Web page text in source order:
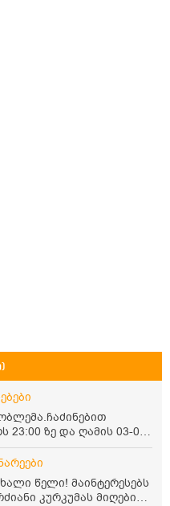
23:00 ზე და ღამის 03-00
ვერ ვიძინებ
თუ არის ამ
წელი! მაინტერესებს
კურკუმას მიღების